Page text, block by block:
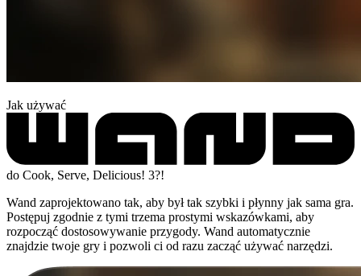
Jak używać
do Cook, Serve, Delicious! 3?!
Wand zaprojektowano tak, aby był tak szybki i płynny jak sama gra.
Postępuj zgodnie z tymi trzema prostymi wskazówkami, aby
rozpocząć dostosowywanie przygody. Wand automatycznie
znajdzie twoje gry i pozwoli ci od razu zacząć używać narzędzi.